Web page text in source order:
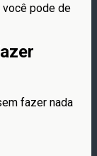
você pode de
fazer nada